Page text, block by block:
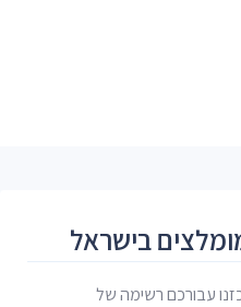
בישראל
עבורכם רשימה של